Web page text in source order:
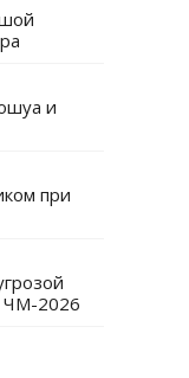
и
при
ЧМ-2026